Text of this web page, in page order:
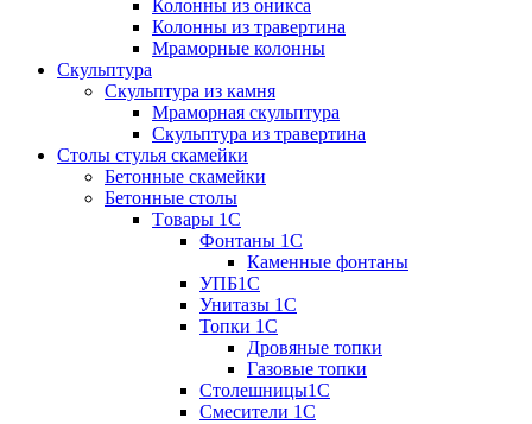
Колонны из оникса
Колонны из травертина
Мраморные колонны
Скульптура
Скульптура из камня
Мраморная скульптура
Скульптура из травертина
Столы стулья скамейки
Бетонные скамейки
Бетонные столы
Tовары 1C
Фонтаны 1C
Каменные фонтаны
УПБ1С
Унитазы 1С
Топки 1С
Дровяные топки
Газовые топки
Столешницы1С
Смесители 1С